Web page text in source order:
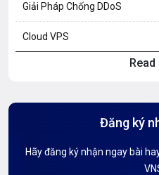
Giải Pháp Chống DDoS
Cloud VPS
Hướng dẫn Tên miền
Kiến thức AI
Đăng ký
Hãy đăng ký nhận ngay bài